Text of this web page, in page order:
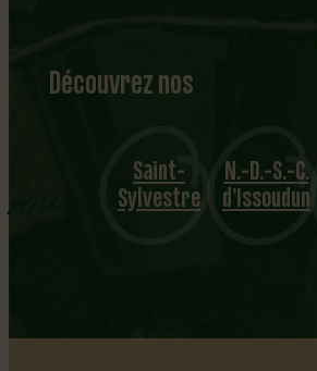
Découvrez nos
1
8
mu
nicipalités
Sylvestre
N.-D.-S.-C.
d’Issoudun
Saint-
Janvier-
de-Joly